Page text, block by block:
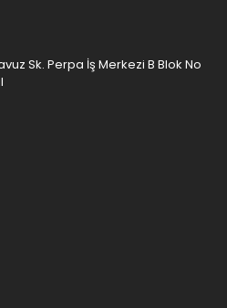
Sk. Perpa İş Merkezi B Blok No